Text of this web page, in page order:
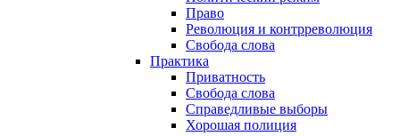
Право
Революция и контрреволюция
Свобода слова
Практика
Приватность
Свобода слова
Справедливые выборы
Хорошая полиция